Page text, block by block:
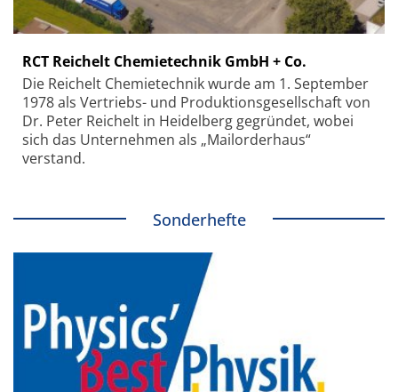
RCT Reichelt Chemietechnik GmbH + Co.
Die Reichelt Chemietechnik wurde am 1. September
1978 als Vertriebs- und Produktionsgesellschaft von
Dr. Peter Reichelt in Heidelberg gegründet, wobei
sich das Unternehmen als „Mailorderhaus“
verstand.
Sonderhefte